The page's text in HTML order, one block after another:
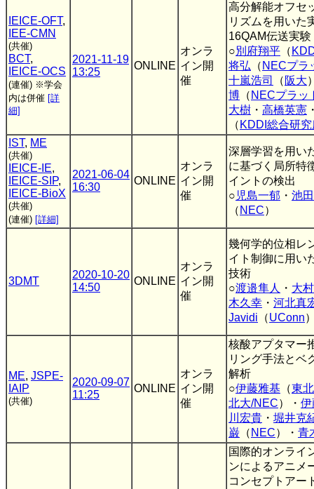
IEICE-OFT,
IEE-CMN
(共催)
BCT,
IEICE-OCS
(連催) ※学会
内は併催 [詳
細]
2021-11-19
13:25
ONLINE
オンラ
イン開
催
高分解能オフセ
リズムを用いた
16QAM伝送実験
○別府翔平 （
将弘 （ NECプラ
十嵐浩司
（ 阪大
博 （ NECプラッ
大樹 ・ 高橋英憲
（ KDDI総合研究
IST, ME
(共催)
IEICE-IE,
IEICE-SIP,
IEICE-BioX
(共催)
(連催) [詳細]
2021-06-04
16:30
ONLINE
オンラ
イン開
催
深層学習を用い
に基づく局所特
イントの検出
○ 児島一郁 ・ 池
（ NEC）
3DMT
2020-10-20
14:50
ONLINE
オンラ
イン開
催
幾何学的位相レ
イト制御に用い
技術
○渡邉隼人 ・ 大
木久幸 ・ 河北真
Javidi （UConn
ME, JSPE-
IAIP
(共催)
2020-09-07
11:25
ONLINE
オンラ
イン開
催
核酸アプタマー
リング手法とベ
解析
○伊藤雅基 （東
北大/NEC）・ 伊
川宏貴 ・ 堀井克
巌 （ NEC）・ 青
国際的オンライ
ンによるアニメ
コンセプトアー